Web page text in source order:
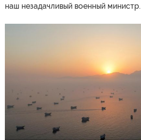
наш незадачливый военный министр.